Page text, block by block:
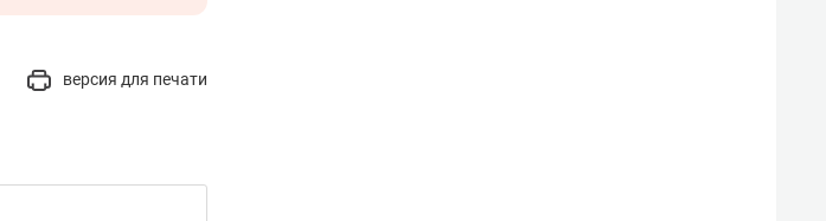
версия для печати